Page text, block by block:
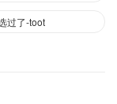
过了-toot